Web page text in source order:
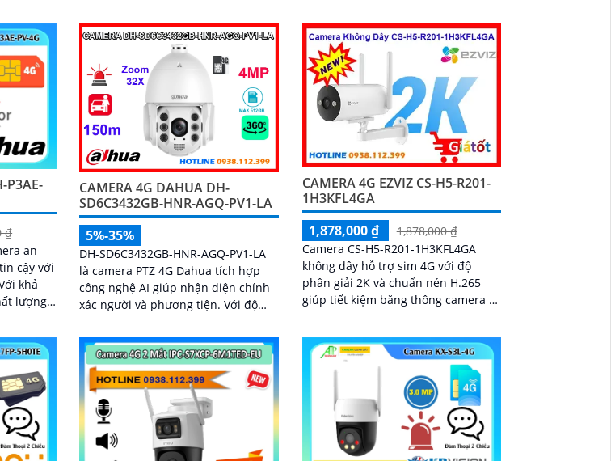
P3AE-
₫
an
cậy với
lượng
của
CAMERA 4G DAHUA DH-
SD6C3432GB-HNR-AGQ-PV1-LA
5%-35%
DH-SD6C3432GB-HNR-AGQ-PV1-LA
là camera PTZ 4G Dahua tích hợp
công nghệ AI giúp nhận diện chính
xác người và phương tiện. Với độ
nhìn ban đêm hồng ngoại 150m và
hình ảnh có màu trong khoảng cách
50m, camera đảm bảo quan sát rõ
nét 24/7
CAMERA 4G EZVIZ CS-H5-R201-
1H3KFL4GA
1,878,000 ₫
1,878,000 ₫
Camera CS-H5-R201-1H3KFL4GA
không dây hỗ trợ sim 4G với độ
phân giải 2K và chuẩn nén H.265
giúp tiết kiệm băng thông camera có
ánh sáng trắng 20m quan sát rõ
ràng cả ngày lẫn đêm với chuẩn
IP67 camera còn tích hợp tính năng
phát hiện thông minh và cảnh báo
bằng còi và đèn chớp phù hợp cho
công trình kho hàng, nhà xưởng
công trình